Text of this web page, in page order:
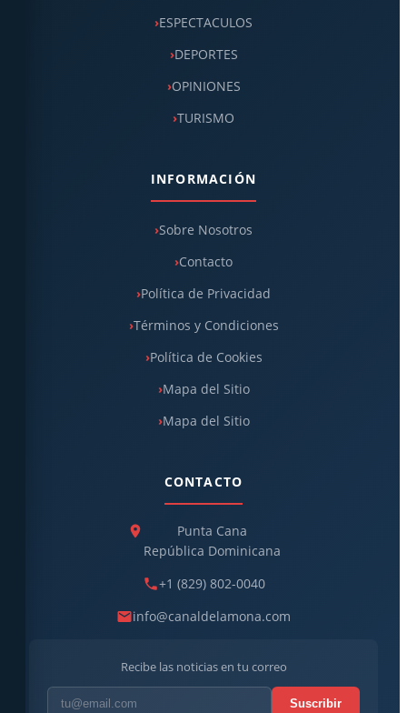
ESPECTACULOS
DEPORTES
OPINIONES
TURISMO
INFORMACIÓN
Sobre Nosotros
Contacto
Política de Privacidad
Términos y Condiciones
Política de Cookies
Mapa del Sitio
Mapa del Sitio
CONTACTO
Punta Cana
República Dominicana
+1 (829) 802-0040
info@canaldelamona.com
Recibe las noticias en tu correo
Suscribir